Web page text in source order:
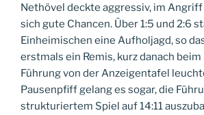
Nethövel deckte aggressiv, im
sich gute Chancen. Über 1:5 und 2:6
Einheimischen eine Aufholjagd, so
erstmals ein Remis, kurz danach beim
Führung von der Anzeigentafel
Pausenpfiff gelang es sogar, die
strukturiertem Spiel auf 14:11